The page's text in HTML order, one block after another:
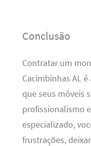
Conclusão
Contratar um
Cacimbinhas AL
que seus móveis
profissionalismo
especializado,
frustrações,